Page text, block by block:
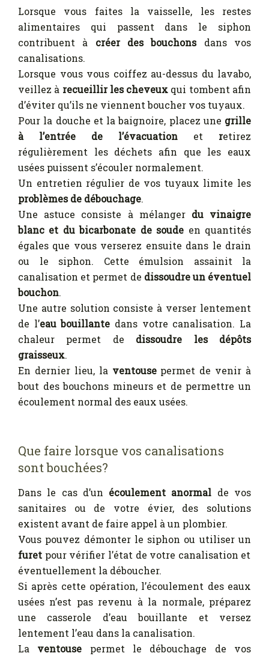
Lorsque vous faites la vaisselle, les restes
alimentaires qui passent dans le siphon
contribuent à créer des bouchonsdans vos
canalisations.
Lorsque vous vous coiffez au-dessus du lavabo,
veillez à recueillir les cheveux qui tombent afin
d’éviter qu’ils ne viennent boucher vos tuyaux.
Pour la douche et la baignoire, placez une grille
à l’entrée de l’évacuation et retirez
régulièrement les déchets afin que les eaux
usées puissent s’écouler normalement.
Un entretien régulier de vos tuyaux limite les
problèmes de débouchage.
Une astuce consiste à mélangerdu vinaigre
blanc et du bicarbonate de soude en quantités
égales que vous verserez ensuite dans le drain
ou le siphon. Cette émulsion assainit la
canalisation et permet de dissoudre un éventuel
bouchon.
Une autre solution consiste à verser lentement
de l’eau bouillante dans votre canalisation. La
chaleur permet de dissoudre les dépôts
graisseux.
En dernier lieu, la ventousepermet de venir à
bout des bouchons mineurs et de permettre un
écoulement normal des eaux usées.
Que faire lorsque vos canalisations
sont bouchées?
Dans le cas d’un écoulement anormal de vos
sanitaires ou de votre évier, des solutions
existent avant de faire appel à un plombier.
Vous pouvez démonter le siphon ou utiliser un
furet pour vérifier l’état de votre canalisation et
éventuellement la déboucher.
Si après cette opération, l’écoulement des eaux
usées n’est pas revenu à la normale, préparez
une casserole d’eau bouillante et versez
lentement l’eau dans la canalisation.
La ventouse permet le débouchage de vos